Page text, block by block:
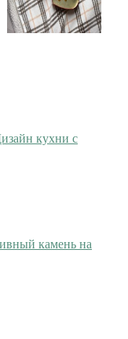
кухни с
камень на